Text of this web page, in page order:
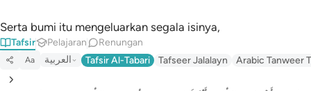
Serta bumi itu mengeluarkan segala isinya,
Tafsir Pelajaran Renungan
Aa العربية Tafsir Al-Tabari Tafseer Jalalayn Arabic Tanweer